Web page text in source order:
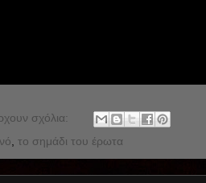
σχόλια:
, το σημάδι του έρωτα